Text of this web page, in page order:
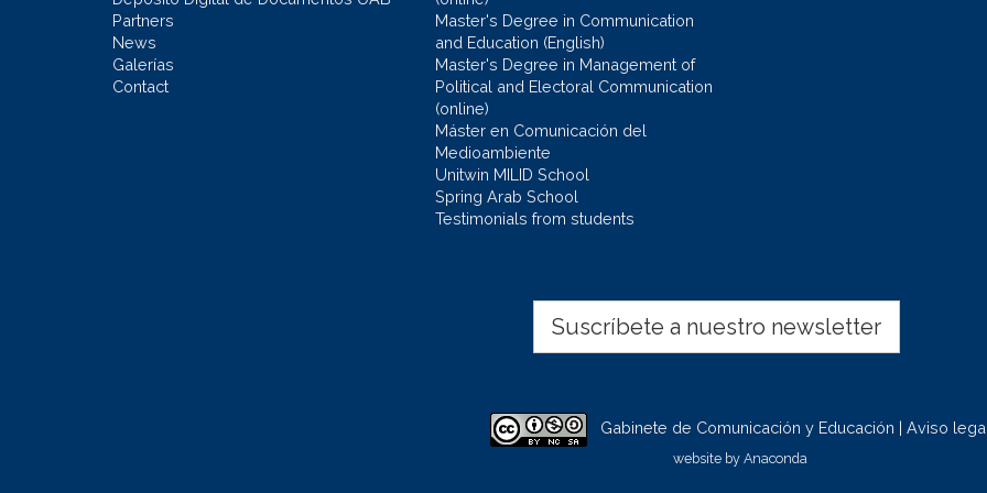
Partners
News
Galerías
Contact
Master's Degree in Communication
and Education (English)
Master's Degree in Management of
Political and Electoral Communication
(online)
Máster en Comunicación del
Medioambiente
Unitwin MILID School
Spring Arab School
Testimonials from students
Suscríbete a nuestro newsletter
Gabinete de Comunicación y Educación | Aviso
website by Anaconda